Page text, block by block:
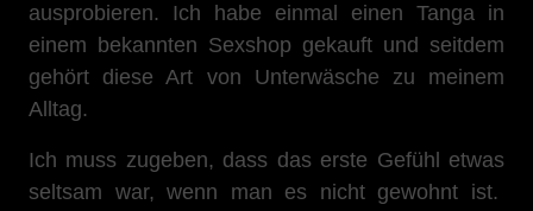
ausprobieren. Ich habe einmal einen Tanga in
einem bekannten Sexshop gekauft und seitdem
gehört diese Art von Unterwäsche zu meinem
Alltag.
Ich muss zugeben, dass das erste Gefühl etwas
seltsam war, wenn man es nicht gewohnt ist.